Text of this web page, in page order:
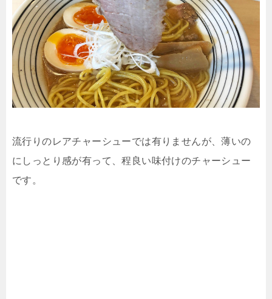
流行りのレアチャーシューでは有りませんが、薄いの
にしっとり感が有って、程良い味付けのチャーシュー
です。